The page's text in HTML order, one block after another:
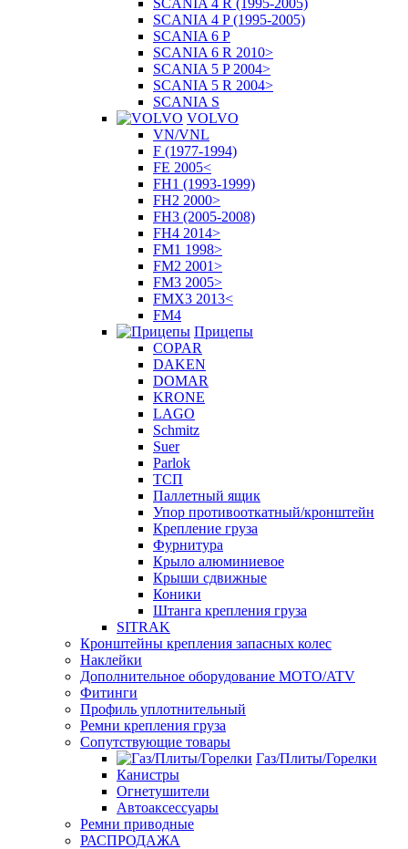
SCANIA 4 R (1995-2005)
SCANIA 4 P (1995-2005)
SCANIA 6 P
SCANIA 6 R 2010>
SCANIA 5 P 2004>
SCANIA 5 R 2004>
SCANIA S
VOLVO
VN/VNL
F (1977-1994)
FE 2005<
FH1 (1993-1999)
FH2 2000>
FH3 (2005-2008)
FH4 2014>
FM1 1998>
FM2 2001>
FM3 2005>
FMX3 2013<
FM4
Прицепы
COPAR
DAKEN
DOMAR
KRONE
LAGO
Schmitz
Suer
Parlok
ТСП
Паллетный ящик
Упор противооткатный/кронштейн
Крепление груза
Фурнитура
Крыло алюминиевое
Крыши сдвижные
Коники
Штанга крепления груза
SITRAK
Кронштейны крепления запасных колес
Наклейки
Дополнительное оборудование MOTO/ATV
Фитинги
Профиль уплотнительный
Ремни крепления груза
Сопутствующие товары
Газ/Плиты/Горелки
Канистры
Огнетушители
Автоаксессуары
Ремни приводные
РАСПРОДАЖА